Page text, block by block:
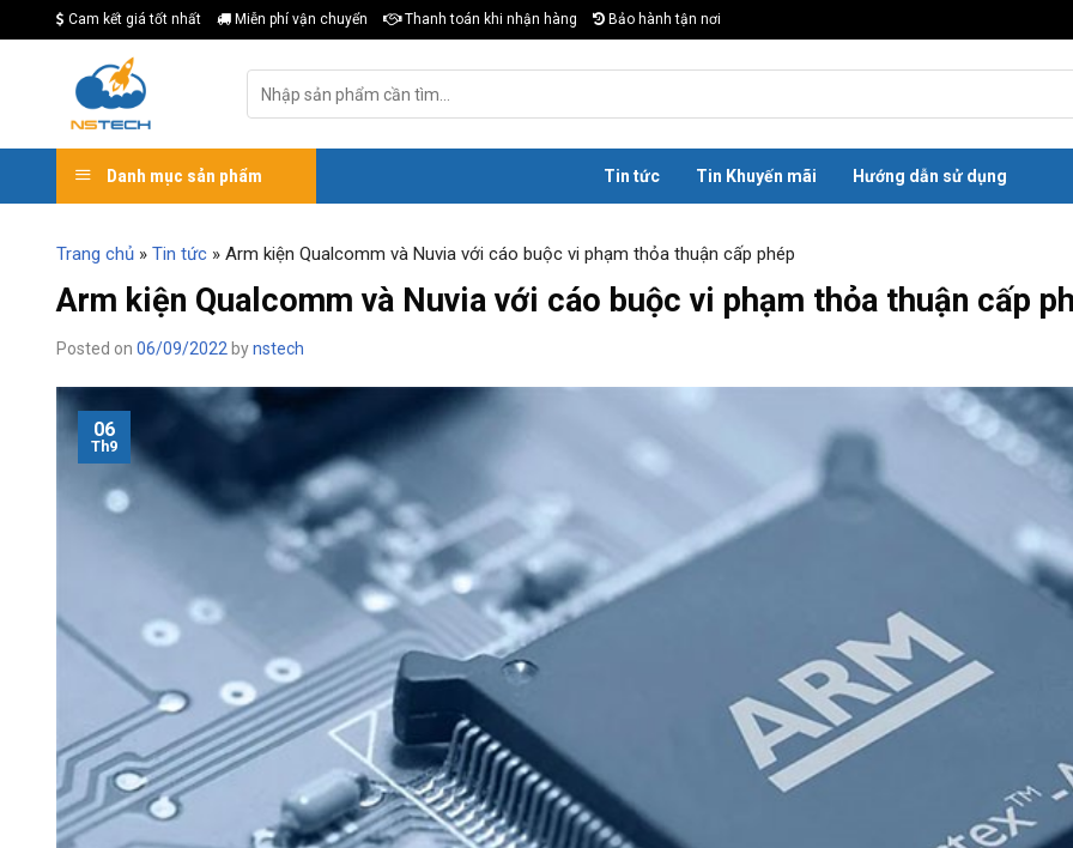
to
Cam kết giá tốt nhất Miễn phí vận chuyển Thanh toán khi nhận hàng Bảo hành tận nơi
kiếm:
Danh mục sản phẩm Tin tức Tin Khuyến mãi Hướng dẫn sử dụng
Trang chủ » Tin tức » Arm kiện Qualcomm và Nuvia với cáo buộc vi phạm thỏa thuận cấp phép
Arm kiện Qualcomm và Nuvia với cáo buộc vi phạm thỏa thuận cấp
Posted on 06/09/2022 bynstech
06
Th9